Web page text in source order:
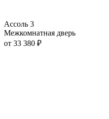
Ассоль 3
Межкомнатная дверь
от 33 380 ₽